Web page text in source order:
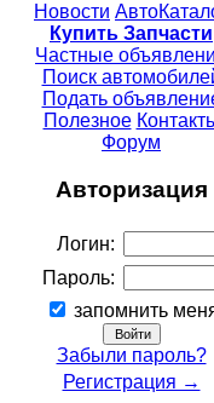
Новости
Купить Запчасти
Частные
Поиск
Подать
Полезное
Форум
Авторизация
Логин:
Пароль:
запомнить
Забыли пароль?
Регистрация →